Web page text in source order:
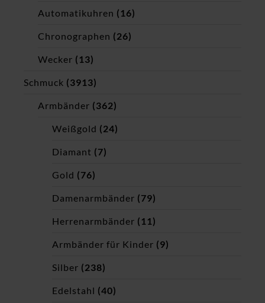
Automatikuhren (16)
Chronographen (26)
Wecker (13)
Schmuck (3913)
Armbänder (362)
Weißgold (24)
Diamant (7)
Gold (76)
Damenarmbänder (79)
Herrenarmbänder (11)
Armbänder für Kinder (9)
Silber (238)
Edelstahl (40)